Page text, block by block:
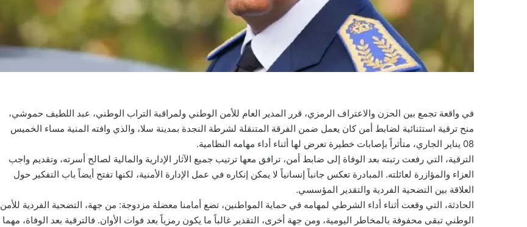
في واقعة تجمع بين الحزن والاعتراف الرمزي، قرر المدير العام للأمن الوطني ولمراقبة التراب الوطني، عبد اللطيف حموشي،
منح ترقية استثنائية لضابط أمن كان يعمل ضمن الفرقة المتنقلة لشرطة النجدة بمدينة سلا، والذي وافته المنية مساء الخميس
08 يناير الجاري، متأثراً بإصابات خطيرة تعرض لها أثناء أداء مهامه النظامية.
الترقية، التي رفعت رتبته بعد الوفاة إلى ضابط أمن، ترافق معها ترتيب جميع الآثار الإدارية والمالية لصالح أسرته، وتقديم واجب
العزاء والمؤازرة لعائلته. المبادرة تعكس جانباً إنسانياً لا يمكن إنكاره في عمل الإدارة الأمنية، لكنها تفتح أيضاً باب التفكير حول
العلاقة بين التضحية الفردية والتقدير المؤسسي.
الحادثة، التي وقعت أثناء أداء الشرطي لمهامه في حماية المواطنين، تضع أمامنا معضلة مزدوجة: من جهة، التضحية الفردية للأمن
الوطني تبقى محفوفة بالمخاطر اليومية، ومن جهة أخرى، التقدير غالباً ما يكون رمزياً بعد فوات الأوان. فالترقية بعد الوفاة، مهما